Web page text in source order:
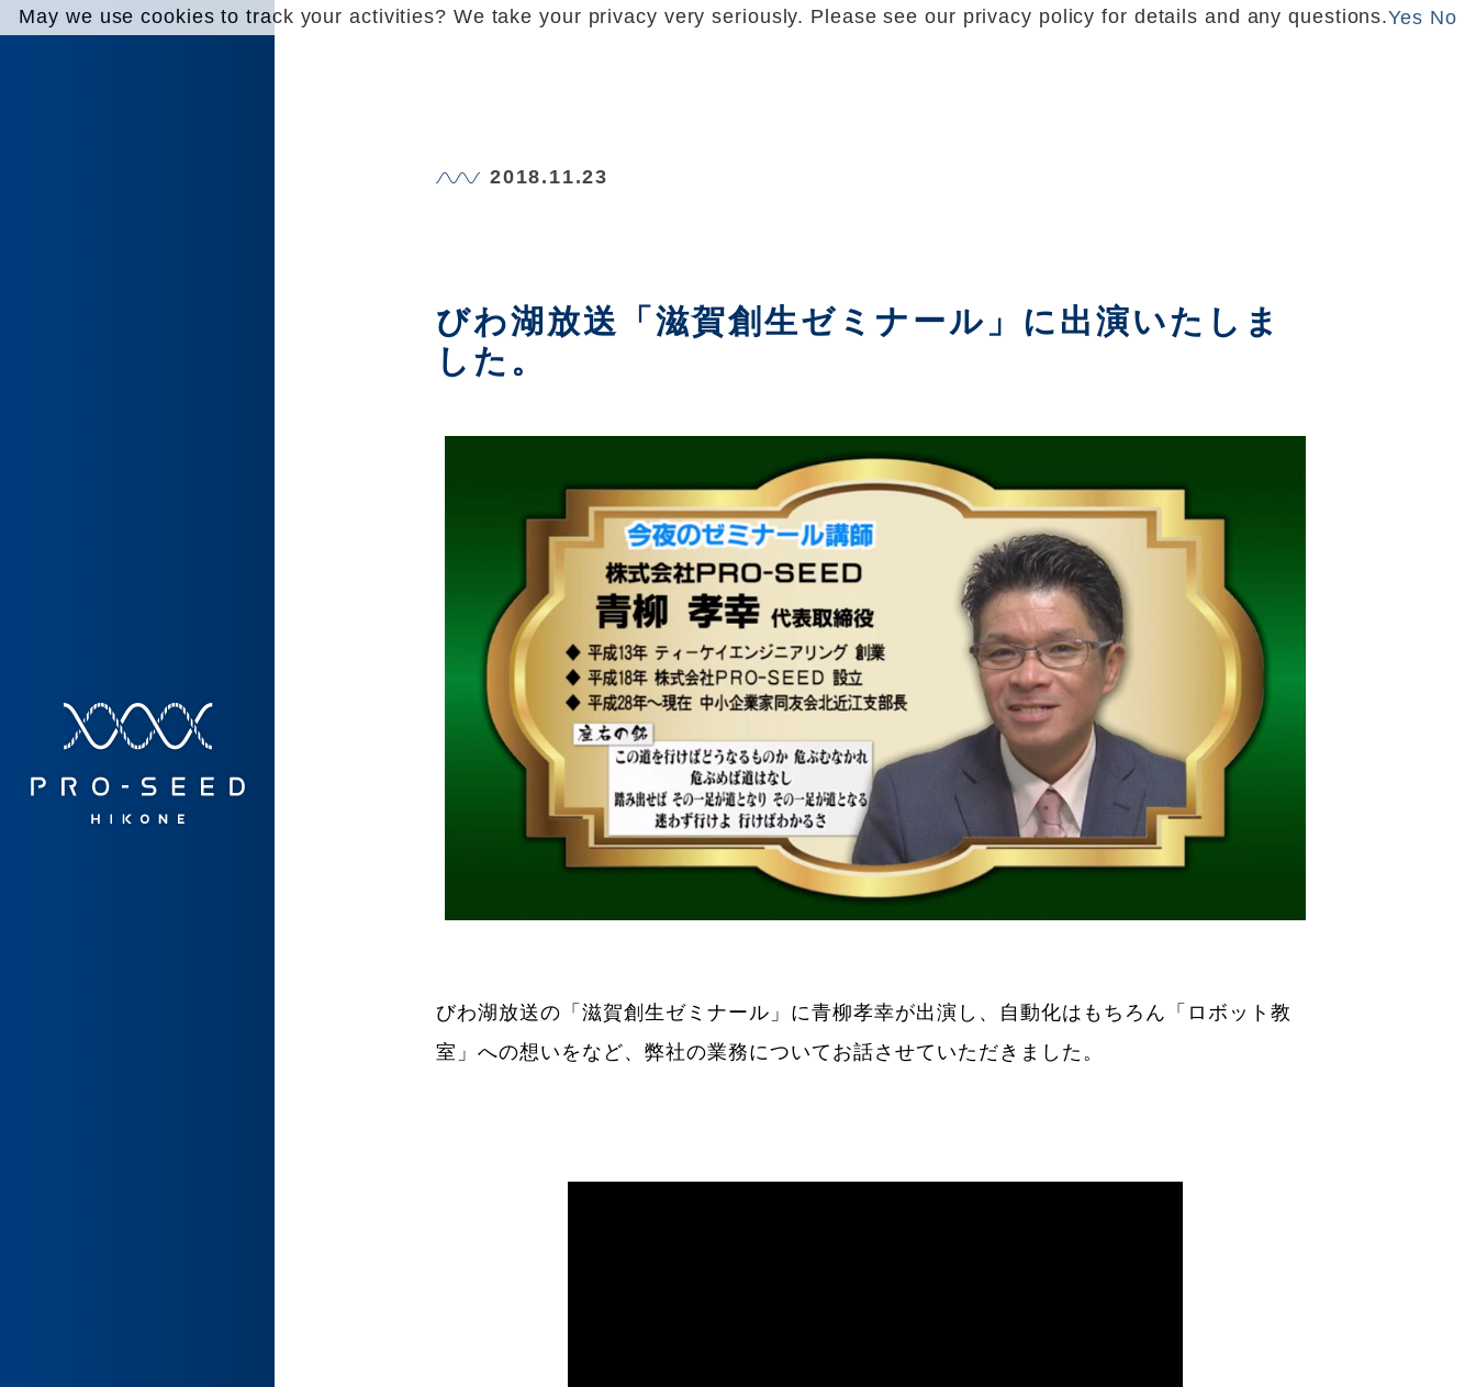
2018.11.23
びわ湖放送「滋賀創生ゼミナール」に出演いたしま
した。
びわ湖放送の「滋賀創生ゼミナール」に青柳孝幸が出演し、自動化はもちろん「ロボット教
室」への想いをなど、弊社の業務についてお話させていただきました。
May we use cookies to track your activities? We take your privacy very seriously. Please see our privacy policy for details and any questions.Yes No